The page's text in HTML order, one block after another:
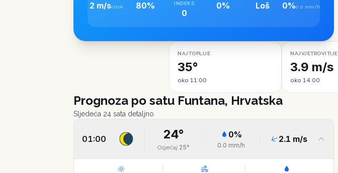
2 m/sIstok 80%
INDEKS
0
0% Loš 0%0.0 mm/h
NAJTOPLIJE
35°
oko 11:00
NAJVJETROVITIJE
3.9 m/s
oko 14:00
Prognoza po satu Funtana, Hrvatska
Sljedeća 24 sata detaljno
01:00 24°
Osjećaj 25°
0%
0.0 mm/h
2.1 m/s